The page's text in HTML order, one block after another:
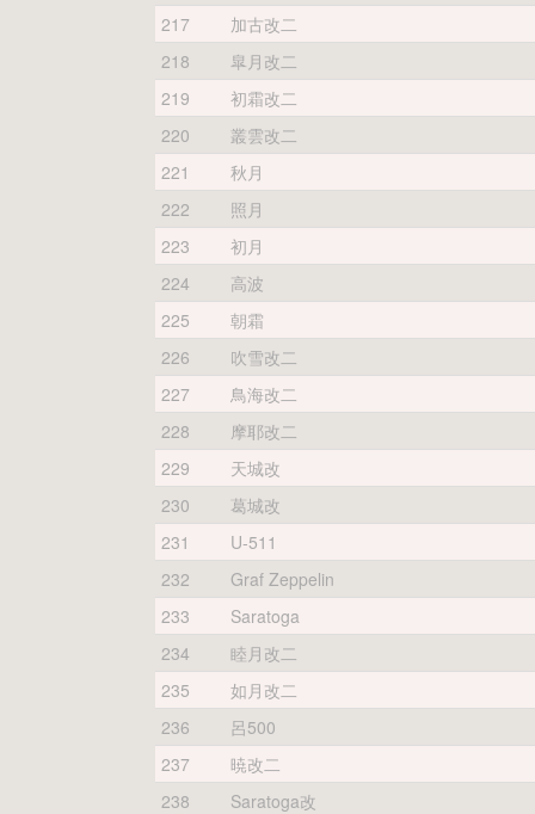
217
加古改二
218
皐月改二
219
初霜改二
220
叢雲改二
221
秋月
222
照月
223
初月
224
高波
225
朝霜
226
吹雪改二
227
鳥海改二
228
摩耶改二
229
天城改
230
葛城改
231
U-511
232
Graf Zeppelin
233
Saratoga
234
睦月改二
235
如月改二
236
呂500
237
暁改二
238
Saratoga改